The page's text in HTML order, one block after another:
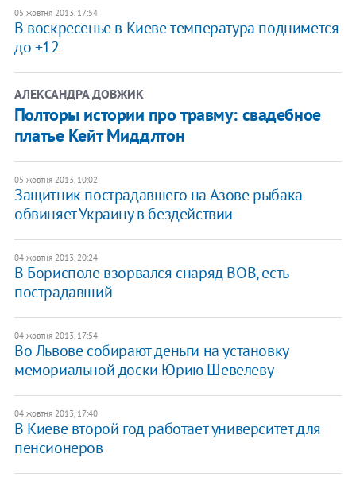
05 жовтня 2013, 17:54
​В воскресенье в Киеве температура поднимется
до +12
АЛЕКСАНДРА ДОВЖИК
Полторы истории про травму: свадебное
платье Кейт Миддлтон
05 жовтня 2013, 10:02
Защитник пострадавшего на Азове рыбака
обвиняет Украину в бездействии
04 жовтня 2013, 20:24
В Борисполе взорвался снаряд ВОВ, есть
пострадавший
04 жовтня 2013, 17:54
Во Львове собирают деньги на установку
мемориальной доски Юрию Шевелеву
04 жовтня 2013, 17:40
В Киеве второй год работает университет для
пенсионеров